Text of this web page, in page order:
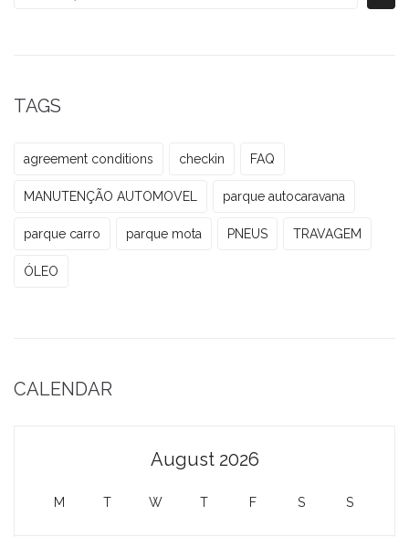
TAGS
agreement conditions checkin FAQ
MANUTENÇÃO AUTOMOVEL parque autocaravana
parque carro parque mota PNEUS TRAVAGEM
ÓLEO
CALENDAR
August 2026
M T W T F S S